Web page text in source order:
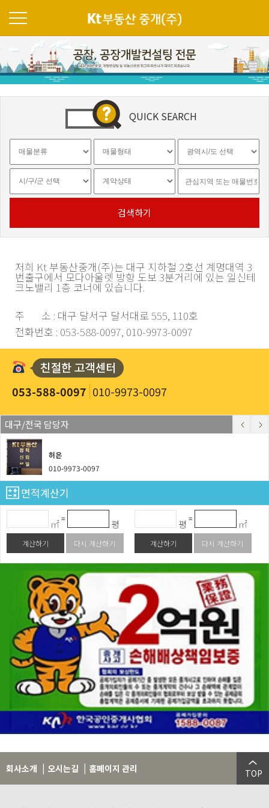
QUICK SEARCH
검색하기
저희 Kt 부동산중개(주)는 대구 지하철 2호선 계명대역 3
번출구에서 모다아울렛 방향 도보 3분거리에 있는 일신테
크노밸리 1층 코너에 있습니다.
주 소 : 대구 달서구 달서대로 555, 110호
전화번호 : 053-588-0097, 010-9973-0097
053-588-0097 010-9973-0097
대구/전국 담당자
허은
010-9973-0097
면적계산기
㎡= 평
계산하기 다시 계산하기
평 = ㎡
계산하기 다시 계산하기
회사소개 오시는길 홈페이지 관리 TOP